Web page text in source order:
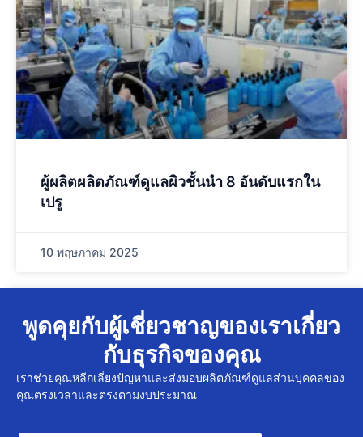
ผู้ผลิตผลิตภัณฑ์ดูแลผิวชั้นนำ 8 อันดับแรกใน
เปรู
10 พฤษภาคม 2025
พูดคุยกับผู้เชี่ยวชาญของเราเกี่ยว
กับธุรกิจของคุณ
เราช่วยคุณหลีกเลี่ยงปัญหาและส่งมอบผลิตภัณฑ์ดูแลส่วนบุคคลของ
คุณตรงเวลาและตรงตามงบประมาณ